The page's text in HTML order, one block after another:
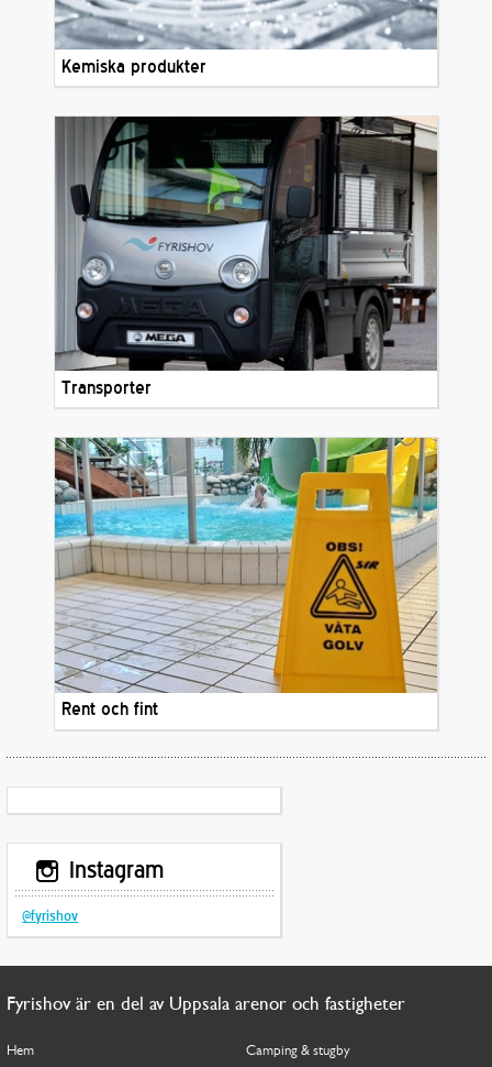
Kemiska produkter
Transporter
Rent och fint
Instagram
@fyrishov
Fyrishov är en del av Uppsala arenor och fastigheter
Hem Camping & stugby